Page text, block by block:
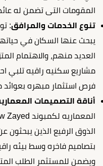
المقومات التى تضمن له
تنوع الخدمات والمرافق:
يبحث عنها السكان في
العديد منهم، والاهتمام
مشاريع سكنيه راقيه تلبي
فرص استثمار مبهره بعوائد
أناقة التصميمات
الذوق الرفيع الذين يبحثون
بتصاميم فاخره وسط بيئه
ويضمن للمستثمر الطلب